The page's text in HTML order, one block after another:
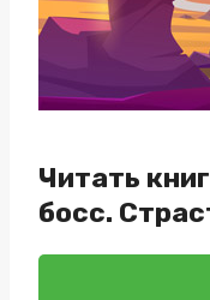
Читать
босс.